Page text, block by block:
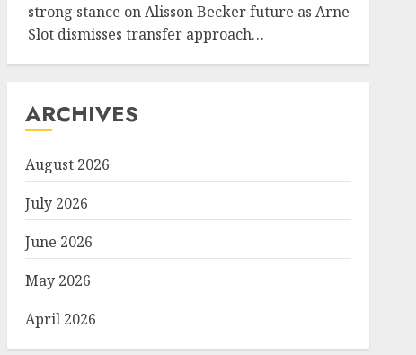
strong stance on Alisson Becker future as Arne
Slot dismisses transfer approach…
ARCHIVES
August 2026
July 2026
June 2026
May 2026
April 2026